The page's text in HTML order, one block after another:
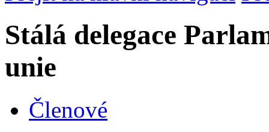
Stálá delegace
unie
Členové